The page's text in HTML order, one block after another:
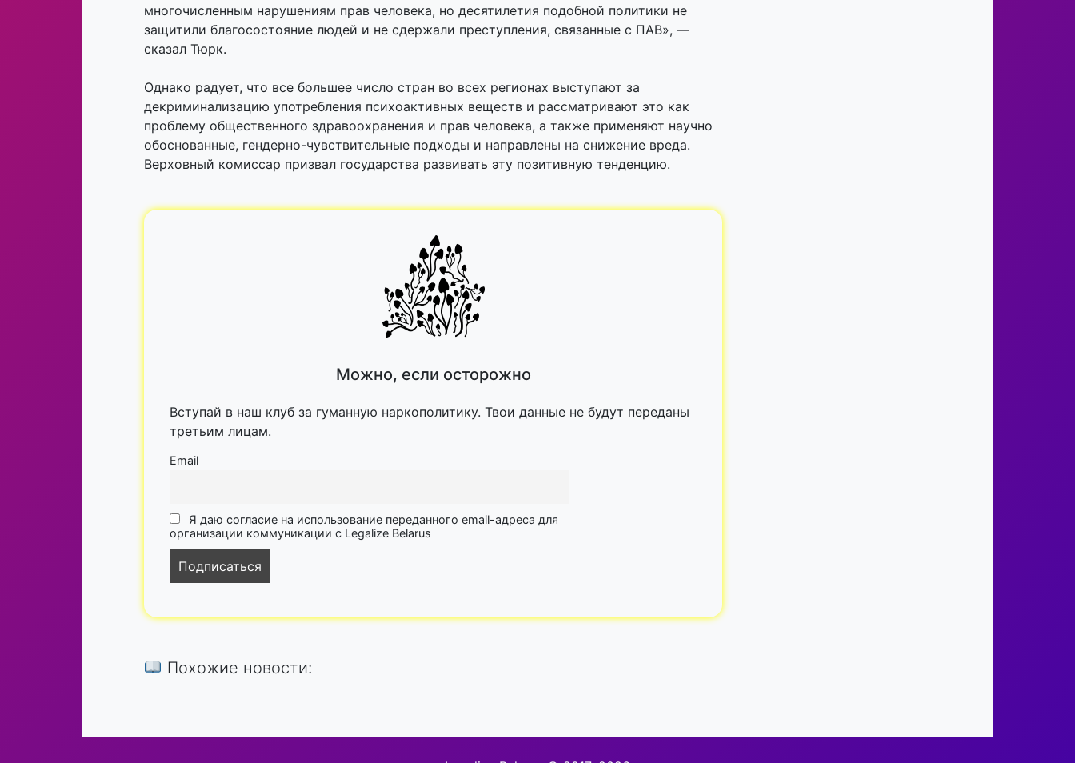
многочисленным нарушениям прав человека, но десятилетия подобной политики не
защитили благосостояние людей и не сдержали преступления, связанные с ПАВ», —
сказал Тюрк.
Однако радует, что все большее число стран во всех регионах выступают за
декриминализацию употребления психоактивных веществ и рассматривают это как
проблему общественного здравоохранения и прав человека, а также применяют научно
обоснованные, гендерно-чувствительные подходы и направлены на снижение вреда.
Верховный комиссар призвал государства развивать эту позитивную тенденцию.
Можно, если осторожно
Вступай в наш клуб за гуманную наркополитику. Твои данные не будут переданы
третьим лицам.
Email
Я даю согласие на использование переданного email-адреса для
организации коммуникации с Legalize Belarus
Похожие новости: